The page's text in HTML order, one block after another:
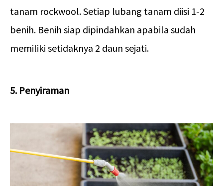
tanam rockwool. Setiap lubang tanam diisi 1-2
benih. Benih siap dipindahkan apabila sudah
memiliki setidaknya 2 daun sejati.
5. Penyiraman